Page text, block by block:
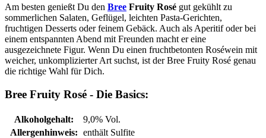
Am besten genießt Du den Bree Fruity Rosé gut gekühlt zu
sommerlichen Salaten, Geflügel, leichten Pasta-Gerichten,
fruchtigen Desserts oder feinem Gebäck. Auch als Aperitif oder bei
einem entspannten Abend mit Freunden macht er eine
ausgezeichnete Figur. Wenn Du einen fruchtbetonten Roséwein mit
weicher, unkomplizierter Art suchst, ist der Bree Fruity Rosé genau
die richtige Wahl für Dich.
Bree Fruity Rosé - Die Basics:
Alkoholgehalt:
9,0% Vol.
Allergenhinweis: enthält Sulfite